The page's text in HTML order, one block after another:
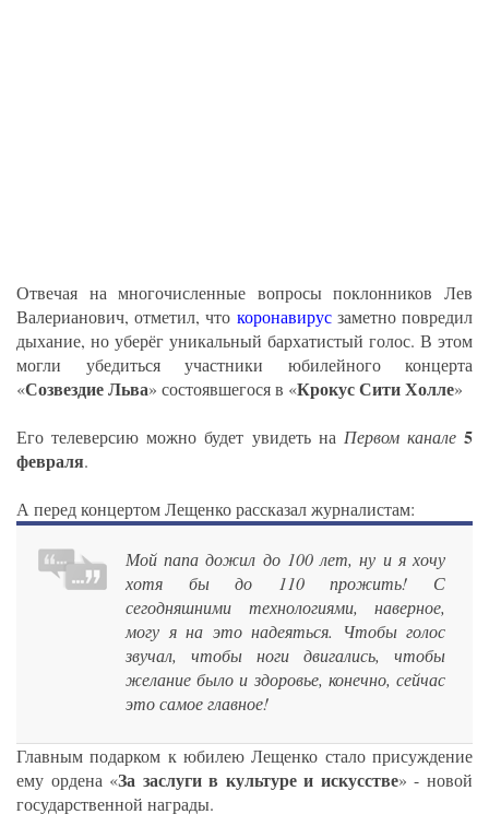
Отвечая на многочисленные вопросы поклонников Лев
Валерианович, отметил, что коронавирусзаметно повредил
дыхание, но уберёг уникальный бархатистый голос. В этом
могли убедиться участники юбилейного концерта
«Созвездие Льва» состоявшегося в «Крокус Сити Холле»
Его телеверсию можно будет увидеть на Первом канале 5
февраля.
А перед концертом Лещенко рассказал журналистам:
Мой папа дожил до 100 лет, ну и я хочу
хотя бы до 110 прожить! С
сегодняшними технологиями, наверное,
могу я на это надеяться. Чтобы голос
звучал, чтобы ноги двигались, чтобы
желание было и здоровье, конечно, сейчас
это самое главное!
Главным подарком к юбилею Лещенко стало присуждение
ему ордена «За заслуги в культуре и искусстве» - новой
государственной награды.